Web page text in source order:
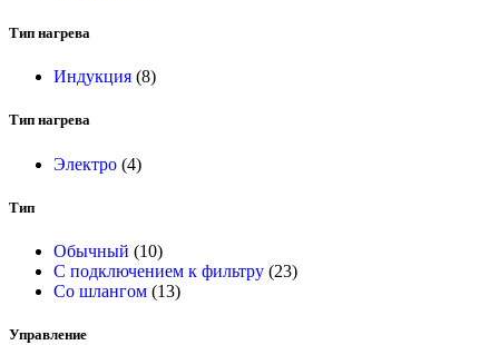
Тип нагрева
Индукция (8)
Тип нагрева
Электро (4)
Тип
Обычный (10)
С подключением к фильтру (23)
Со шлангом (13)
Управление